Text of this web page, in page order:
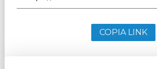
COPIA LINK